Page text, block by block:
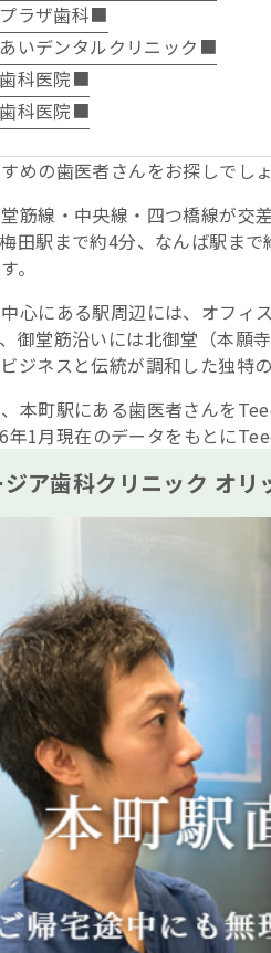
ラザ歯科■
いデンタルクリニック■
科医院■
科医院■
めの歯医者さんをお探しでし
筋線・中央線・四つ橋線が交
田駅まで約4分、なんば駅ま
。
心にある駅周辺には、オフィ
御堂筋沿いには北御堂（本願
ジネスと伝統が調和した独特
本町駅にある歯医者さんを
1月現在のデータをもとに
ア歯科クリニック オ